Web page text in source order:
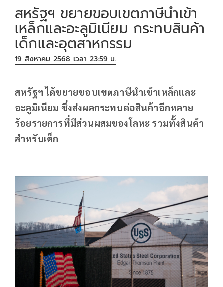
สหรัฐฯ ขยายขอบเขตภาษีนำเข้า
เหล็กและอะลูมิเนียม กระทบสินค้า
เด็กและอุตสาหกรรม
19 สิงหาคม 2568 เวลา 23:59 น.
สหรัฐฯ ได้ขยายขอบเขตภาษีนำเข้าเหล็กและ
อะลูมิเนียม ซึ่งส่งผลกระทบต่อสินค้าอีกหลาย
ร้อยรายการที่มีส่วนผสมของโลหะ รวมทั้งสินค้า
สำหรับเด็ก